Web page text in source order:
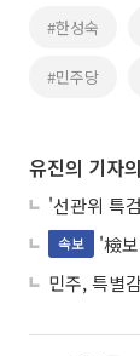
#한성숙
#민주당
유진의 기자
속보
'檢보